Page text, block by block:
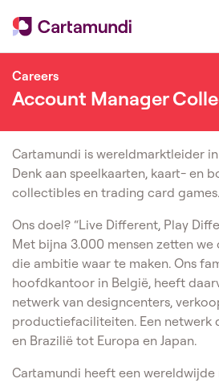
Careers
Account Manager
Cartamundi is wereldmarktleider
Denk aan speelkaarten, kaart- en
collectibles en trading card games.
Ons doel? “Live Different, Play
Met bijna 3.000 mensen zetten we
die ambitie waar te maken. Ons
hoofdkantoor in België, heeft
netwerk van designcenters,
productiefaciliteiten. Een netwerk
en Brazilië tot Europa en Japan.
Cartamundi heeft een